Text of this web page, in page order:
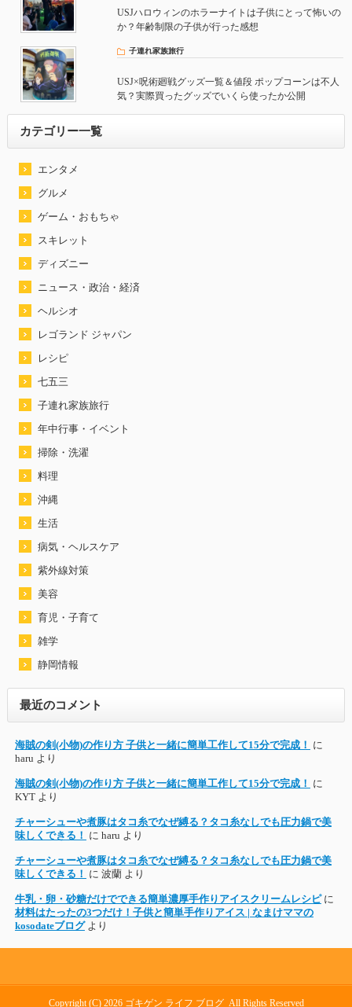
USJハロウィンのホラーナイトは子供にとって怖いの
か？年齢制限の子供が行った感想
子連れ家族旅行
USJ×呪術廻戦グッズ一覧＆値段 ポップコーンは不人
気？実際買ったグッズでいくら使ったか公開
カテゴリー一覧
エンタメ
グルメ
ゲーム・おもちゃ
スキレット
ディズニー
ニュース・政治・経済
ヘルシオ
レゴランド ジャパン
レシピ
七五三
子連れ家族旅行
年中行事・イベント
掃除・洗濯
料理
沖縄
生活
病気・ヘルスケア
紫外線対策
美容
育児・子育て
雑学
静岡情報
最近のコメント
海賊の剣(小物)の作り方 子供と一緒に簡単工作して15分で完成！ に
haru より
海賊の剣(小物)の作り方 子供と一緒に簡単工作して15分で完成！ に
KYTより
チャーシューや煮豚はタコ糸でなぜ縛る？タコ糸なしでも圧力鍋で美
味しくできる！ に haru より
チャーシューや煮豚はタコ糸でなぜ縛る？タコ糸なしでも圧力鍋で美
味しくできる！ に 波蘭より
牛乳・卵・砂糖だけでできる簡単濃厚手作りアイスクリームレシピに
材料はたったの3つだけ！子供と簡単手作りアイス | なまけママの
kosodateブログより
Copyright (C) 2026 ゴキゲン ライフ ブログAll Rights Reserved